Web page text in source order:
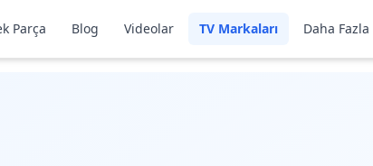
Parça Blog Videolar TV Markaları Daha Fazla